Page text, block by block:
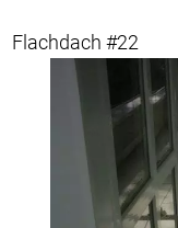
Flachdach #22